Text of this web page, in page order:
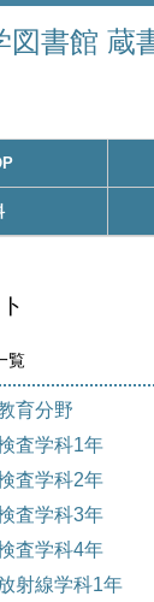
図書館 蔵
覧
育分野
査学科1年
査学科2年
査学科3年
査学科4年
射線学科1年